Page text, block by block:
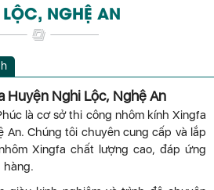
NGHỆ AN
Huyện Nghi Lộc, Nghệ An
là cơ sở thi công nhôm kính Xingfa
An. Chúng tôi chuyên cung cấp và lắp
Xingfa chất lượng cao, đáp ứng
hàng.